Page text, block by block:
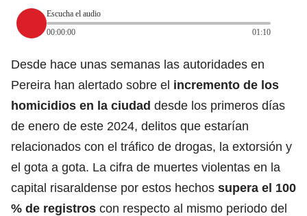
Escucha el audio
00:00:00
01:10
Desde hace unas semanas las autoridades en
Pereira han alertado sobre el incremento de los
homicidios en la ciudad desde los primeros días
de enero de este 2024, delitos que estarían
relacionados con el tráfico de drogas, la extorsión y
el gota a gota. La cifra de muertes violentas en la
capital risaraldense por estos hechos supera el 100
% de registros con respecto al mismo periodo del